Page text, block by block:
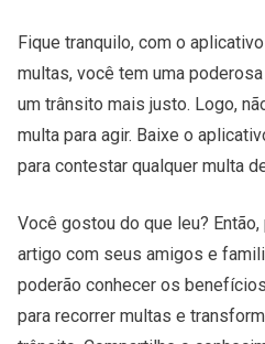
Fique tranquilo, com o
multas, você tem uma
um trânsito mais justo. Logo,
multa para agir. Baixe o
para contestar qualquer multa
Você gostou do que leu?
artigo com seus amigos e
poderão conhecer os
para recorrer multas e